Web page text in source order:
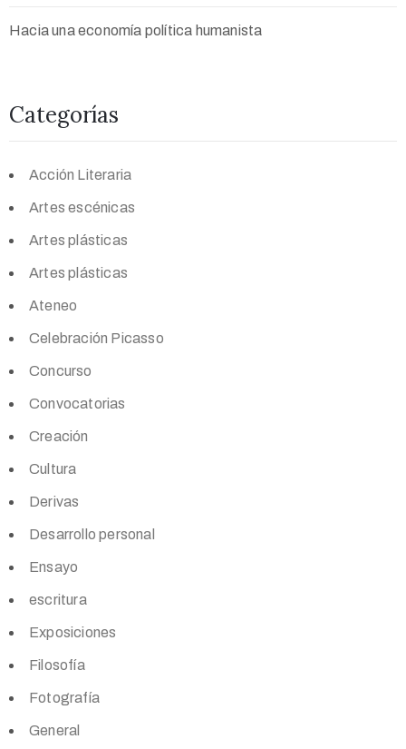
Hacia una economía política humanista
Categorías
Acción Literaria
Artes escénicas
Artes plásticas
Artes plásticas
Ateneo
Celebración Picasso
Concurso
Convocatorias
Creación
Cultura
Derivas
Desarrollo personal
Ensayo
escritura
Exposiciones
Filosofía
Fotografía
General